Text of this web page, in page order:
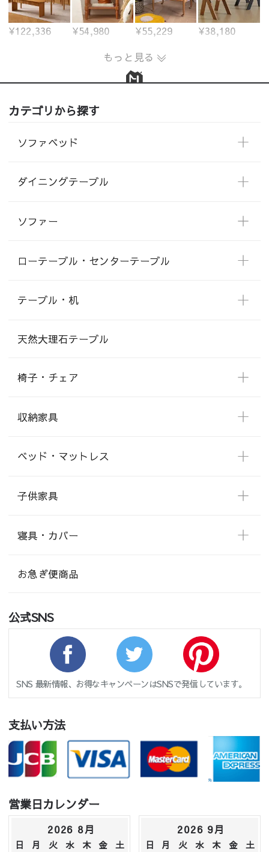
¥122,336 ¥54,980 ¥55,229
¥38,180
もっと見る
カテゴリから探す
ソファベッド
ダイニングテーブル
ソファー
ローテーブル・センターテーブル
テーブル・机
天然大理石テーブル
椅子・チェア
収納家具
ベッド・マットレス
子供家具
寝具・カバー
お急ぎ便商品
公式SNS
SNS 最新情報、お得なキャンペーンはSNSで発信しています。
支払い方法
営業日カレンダー
2026 8月
日 月 火 水 木 金
土
2026 9月
日 月 火 水 木 金
土